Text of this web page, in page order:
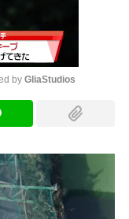
by GliaStudios